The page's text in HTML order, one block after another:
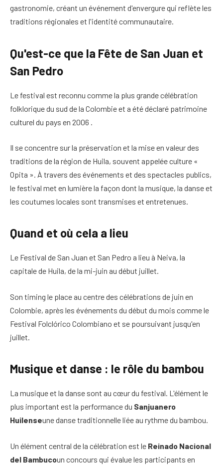
gastronomie, créant un événement d'envergure qui reflète les
traditions régionales et l'identité communautaire.
Qu'est-ce que la Fête de San Juan et
San Pedro
Le festival est reconnu comme la plus grande célébration
folklorique du sud de la Colombie et a été déclaré patrimoine
culturel du pays en 2006 .
Il se concentre sur la préservation et la mise en valeur des
traditions de la région de Huila, souvent appelée culture «
Opita ». À travers des événements et des spectacles publics,
le festival met en lumière la façon dont la musique, la danse et
les coutumes locales sont transmises et entretenues.
Quand et où cela a lieu
Le Festival de San Juan et San Pedro a lieu à Neiva, la
capitale de Huila, de la mi-juin au début juillet.
Son timing le place au centre des célébrations de juin en
Colombie, après les événements du début du mois comme le
Festival Folclórico Colombiano et se poursuivant jusqu'en
juillet.
Musique et danse : le rôle du bambou
La musique et la danse sont au cœur du festival. L'élément le
plus important est la performance du Sanjuanero
Huilenseune danse traditionnelle liée au rythme du bambou.
Un élément central de la célébration est le Reinado Nacional
del Bambucoun concours qui évalue les participants en